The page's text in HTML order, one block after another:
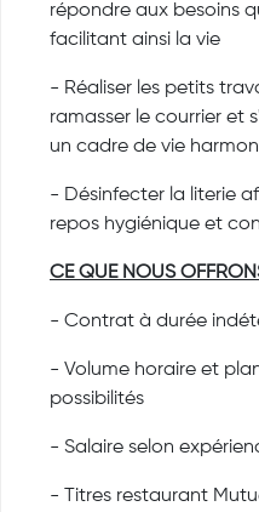
répondre aux besoins
facilitant ainsi la vie
- Réaliser les petits
ramasser le courrier et
un cadre de vie
- Désinfecter la literie
repos hygiénique et
CE QUE NOUS
- Contrat à durée
- Volume horaire et
possibilités
- Salaire selon
- Titres restaurant